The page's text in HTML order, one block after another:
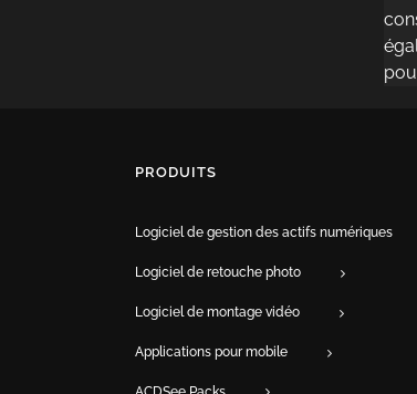
PRODUITS
Logiciel de gestion des actifs numériques
Logiciel de retouche photo
Logiciel de montage vidéo
Applications pour mobile